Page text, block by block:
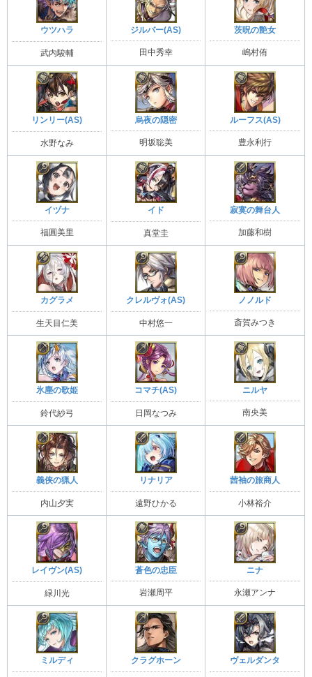
ウツハラ
武内駿輔
ジルバー(AS)
田中秀幸
茨呪の艶女
嶋村侑
リンリー(AS)
水野なみ
烏夜の隠密
明坂聡美
ルーフス(AS)
豊永利行
イヅナ
福圓美里
イド
真堂圭
寂寞の舞台人
加藤和樹
カグラメ
生天目仁美
クレルヴォ(AS)
中村悠一
ノノルド
斎賀みつき
氷塵の歌姫
鈴代紗弓
コマチ(AS)
日岡なつみ
ニルヤ
南央美
義侠の猟人
内山夕実
リナリア
遠野ひかる
茜袖の旅商人
小林裕介
レイヴン(AS)
緑川光
蒼色の忠臣
岩瀬周平
ニナ
永瀬アンナ
ミルディ クラグホーン ヴェルダンタ